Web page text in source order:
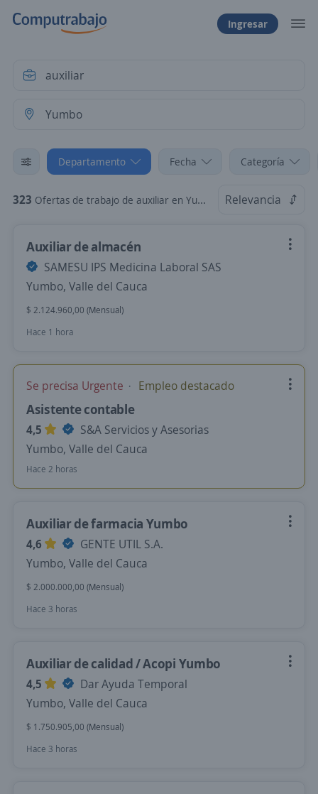
Ingresar
Departamento Fecha Categoría
323 Ofertas de trabajo de auxiliar en Yumbo, Valle del Cauca Relevancia
Auxiliar de almacén
SAMESU IPS Medicina Laboral SAS
Yumbo, Valle del Cauca
$ 2.124.960,00 (Mensual)
Hace 1 hora
Se precisa Urgente Empleo destacado
Asistente contable
4,5
S&A Servicios y Asesorias
Yumbo, Valle del Cauca
Hace 2 horas
Auxiliar de farmacia Yumbo
4,6
GENTE UTIL S.A.
Yumbo, Valle del Cauca
$ 2.000.000,00 (Mensual)
Hace 3 horas
Auxiliar de calidad / Acopi Yumbo
4,5
Dar Ayuda Temporal
Yumbo, Valle del Cauca
$ 1.750.905,00 (Mensual)
Hace 3 horas